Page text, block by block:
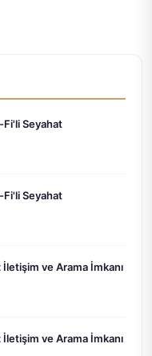
Fi'li Seyahat
Fi'li Seyahat
ve Arama İmkanı
ve Arama İmkanı